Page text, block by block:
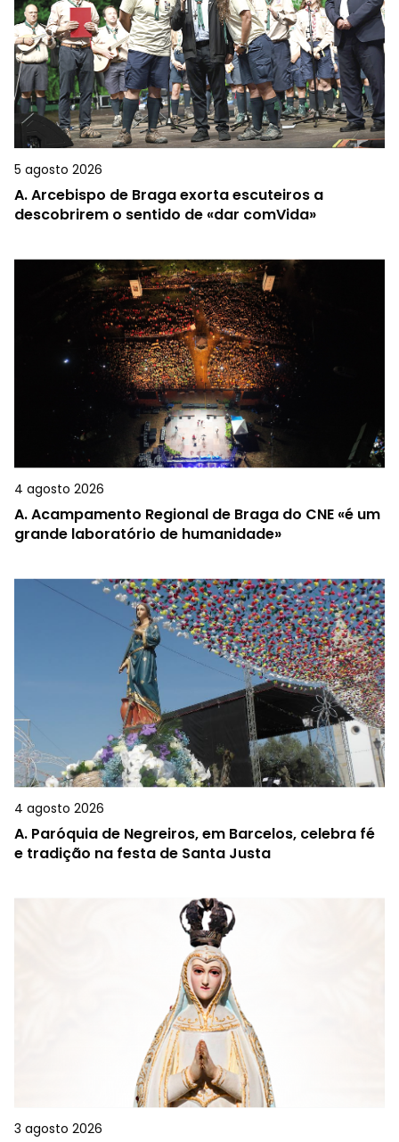
5 agosto 2026
A.Arcebispo de Braga exorta escuteiros a
descobrirem o sentido de «dar comVida»
4 agosto 2026
A.Acampamento Regional de Braga do CNE «é um
grande laboratório de humanidade»
4 agosto 2026
A. Paróquia de Negreiros, em Barcelos, celebra fé
e tradição na festa de Santa Justa
3 agosto 2026